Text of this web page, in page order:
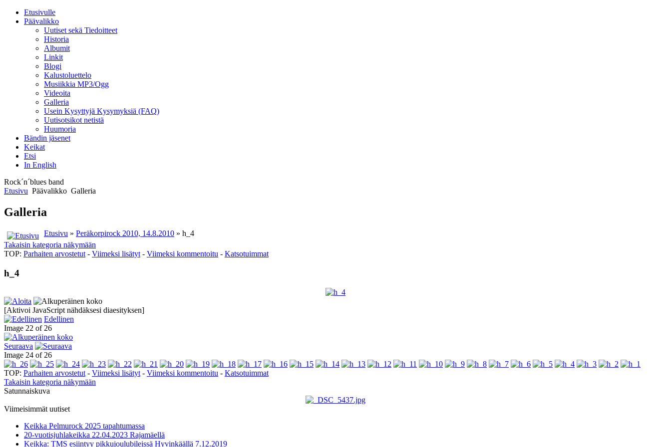
Etusivulle
Päävalikko
Uutiset sekä Tiedoitteet
Historia
Albumit
Linkit
Blogi
Kalustoluettelo
Musiikkia MP3/Ogg
Videoita
Galleria
Usein Kysyttyjä Kysymyksiä (FAQ)
Uutisotsikot netistä
Huumoria
Bändin jäsenet
Keikat
Etsi
In English
Rock´n´blues band
Etusivu Päävalikko Galleria
Galleria
Etusivu » Peräkorpirock 2010, 14.8.2010 » h_4
Takaisin kategoria näkymään
TOP: Parhaiten arvostetut - Viimeksi lisätyt - Viimeksi kommentoitu - Katsotuimmat
h_4
[Aktivoi JavaScript nähdäksesi diaesityksen]
Edellinen
Image 22 of 26
Seuraava
Image 24 of 26
TOP: Parhaiten arvostetut - Viimeksi lisätyt - Viimeksi kommentoitu - Katsotuimmat
Takaisin kategoria näkymään
Satunnaiskuva
Viimeisimmät uutiset
Keikka Pelmurock 2025 tapahtumassa
20-vuotisjuhlakeikka 22.04.2023 Rajamäellä
Keikka: TMS esiintyy pikkujoulubileissä Hyvinkäällä 7.12.2019